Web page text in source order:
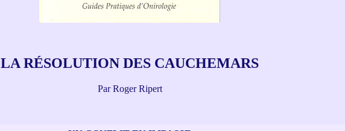
LA RÉSOLUTION DES CAUCHEMARS
Par Roger Ripert